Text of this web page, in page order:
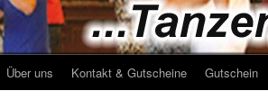
Über uns Kontakt & Gutscheine Gutschein